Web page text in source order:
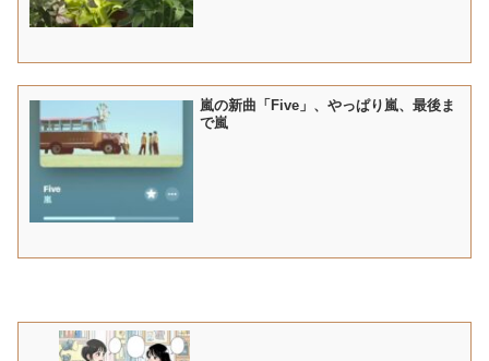
嵐の新曲「Five」、やっぱり嵐、最後ま
で嵐